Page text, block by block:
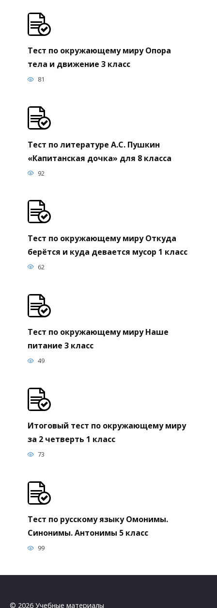
Тест по окружающему миру Опора
тела и движение 3 класс
81
Тест по литературе А.С. Пушкин
«Капитанская дочка» для 8 класса
92
Тест по окружающему миру Откуда
берётся и куда девается мусор 1 класс
62
Тест по окружающему миру Наше
питание 3 класс
49
Итоговый тест по окружающему миру
за 2 четверть 1 класс
73
Тест по русскому языку Омонимы.
Синонимы. Антонимы 5 класс
99
© 2026 Учебные материалы